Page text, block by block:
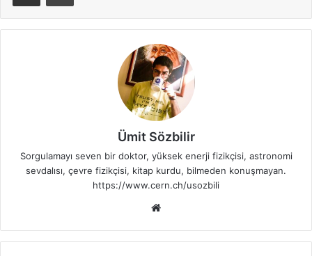
Ümit Sözbilir
Sorgulamayı seven bir doktor, yüksek enerji fizikçisi, astronomi
sevdalısı, çevre fizikçisi, kitap kurdu, bilmeden konuşmayan.
https://www.cern.ch/usozbili